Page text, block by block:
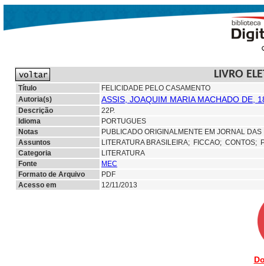
LIVRO
Título
FELICIDADE PELO CASAMENTO
Autoria(s)
ASSIS, JOAQUIM MARIA MACHADO DE,
Descrição
22P.
Idioma
PORTUGUES
Notas
PUBLICADO ORIGINALMENTE EM JORNAL DAS
Assuntos
LITERATURA BRASILEIRA; FICCAO; CONTOS;
Categoria
LITERATURA
Fonte
MEC
Formato de Arquivo
PDF
Acesso em
12/11/2013